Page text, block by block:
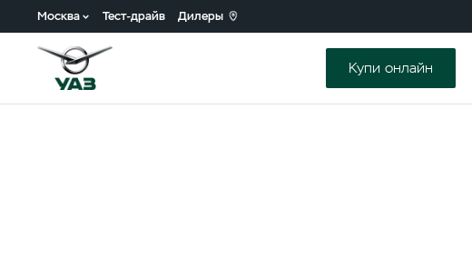
Москва Тест-драйв Дилеры
Купи онлайн